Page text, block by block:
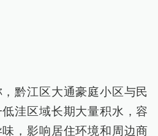
黔江区大通豪庭小区与民
洼区域长期大量积水，容
，影响居住环境和周边商